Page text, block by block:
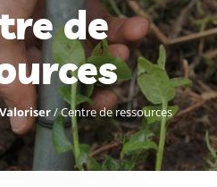
de
Valoriser/Centre de ressources